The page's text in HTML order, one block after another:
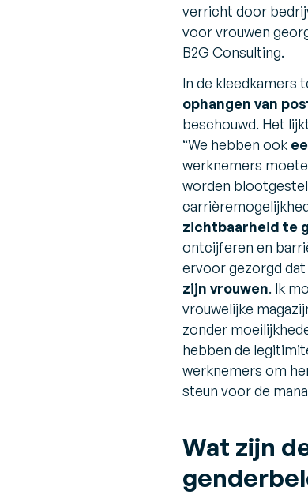
verricht door
voor vrouwen
B2G Consulting.
In de kleedkamers
ophangen van
beschouwd. Het
“We hebben ook
werknemers
worden
zichtbaarheid te
ontcijferen en
ervoor gezorgd dat
zijn vrouwen. Ik
vrouwelijke
zonder
hebben de
werknemers om
steun voor de
Wat zijn